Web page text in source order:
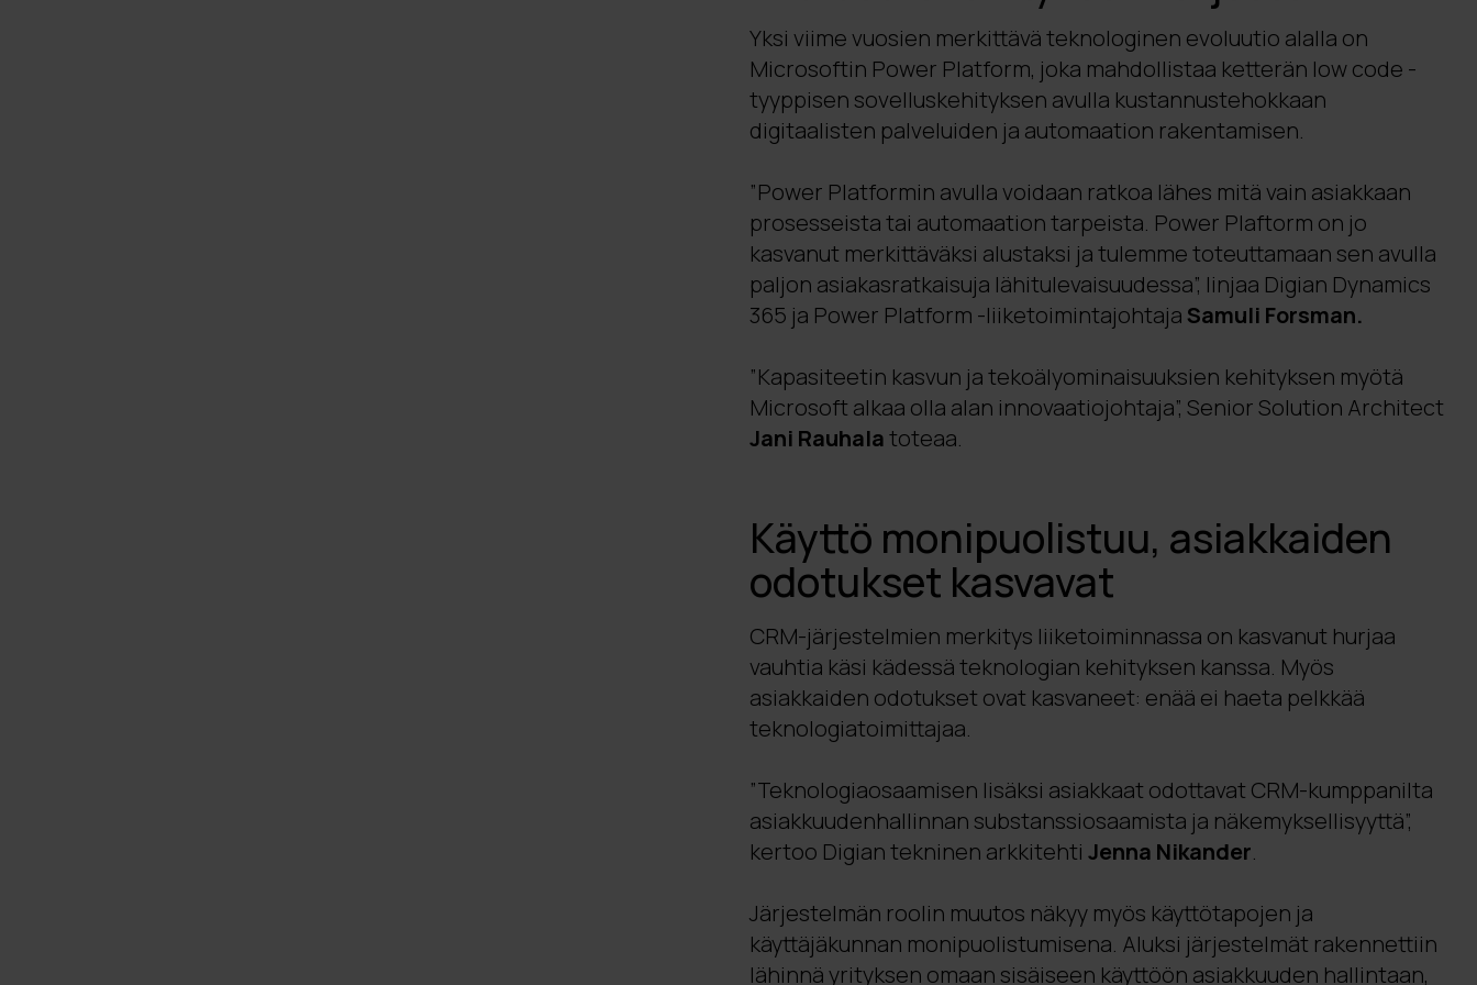
Yksi viime vuosien merkittävä teknologinen evoluutio alalla on
Microsoftin Power Platform, joka mahdollistaa ketterän low code -
tyyppisen sovelluskehityksen avulla kustannustehokkaan
digitaalisten palveluiden ja automaation rakentamisen.
”Power Platformin avulla voidaan ratkoa lähes mitä vain asiakkaan
prosesseista tai automaation tarpeista. Power Plaftorm on jo
kasvanut merkittäväksi alustaksi ja tulemme toteuttamaan sen avulla
paljon asiakasratkaisuja lähitulevaisuudessa”, linjaa Digian Dynamics
365 ja Power Platform -liiketoimintajohtaja Samuli Forsman.
”Kapasiteetin kasvun ja tekoälyominaisuuksien kehityksen myötä
Microsoft alkaa olla alan innovaatiojohtaja”, Senior Solution Architect
Jani Rauhalatoteaa.
Käyttö monipuolistuu, asiakkaiden
odotukset kasvavat
CRM-järjestelmien merkitys liiketoiminnassa on kasvanut hurjaa
vauhtia käsi kädessä teknologian kehityksen kanssa. Myös
asiakkaiden odotukset ovat kasvaneet: enää ei haeta pelkkää
teknologiatoimittajaa.
”Teknologiaosaamisen lisäksi asiakkaat odottavat CRM-kumppanilta
asiakkuudenhallinnan substanssiosaamista ja näkemyksellisyyttä”,
kertoo Digian tekninen arkkitehti Jenna Nikander.
Järjestelmän roolin muutos näkyy myös käyttötapojen ja
käyttäjäkunnan monipuolistumisena. Aluksi järjestelmät rakennettiin
lähinnä yrityksen omaan sisäiseen käyttöön asiakkuuden hallintaan,